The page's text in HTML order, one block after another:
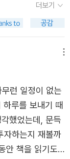
분다. 돌고래
이렇다.‘안녕
and Thanks
히치하이커》
드라마로 처음
람들은 고래가
믿지 못했다. 그
이 사실을 알고
먼 세이건 외, 김
, 2016년)라디오
만 손웅정씨의
다. 손웅정씨
어서 보고 싶어
판사의 <최소
이이다. 역시 탁
라고 칭한다.)
양서로 추천하고
년에 핫했던
러라고 읽지 않
하다. 최근 윤여
연상을 탄 걸 알
자연 법칙에
가 이내 그것을
만들어낸다.
을 방출하듯이.
종이라면 행성
내는 방법을 알
더보기
런 일정이 없는
루를 보내기 때
했었는데, 문득
자하는지 재볼까
안 책을 읽기도